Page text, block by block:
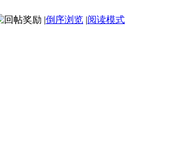
|倒序浏览 |阅读模式